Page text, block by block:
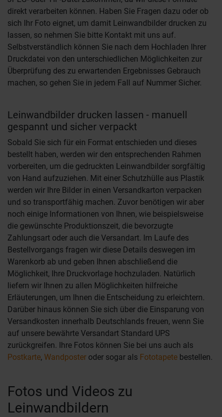
direkt verarbeiten können. Haben Sie Fragen dazu oder ob
sich Ihr Foto eignet, um damit Leinwandbilder drucken zu
lassen, so nehmen Sie bitte Kontakt mit uns auf.
Selbstverständlich können Sie nach dem Hochladen Ihrer
Druckdatei von den unterschiedlichen Möglichkeiten zur
Überprüfung des zu erwartenden Ergebnisses Gebrauch
machen, so gehen Sie in jedem Fall auf Nummer Sicher.
Leinwandbilder drucken lassen - manuell
gespannt und sicher verpackt
Sobald Sie sich für ein Format entschieden und dieses
bestellt haben, werden wir den entsprechenden Rahmen
vorbereiten, um die gedruckten Leinwandbilder sorgfältig
von Hand aufzuziehen. Mit einer Schutzhülle aus Plastik
werden wir Ihre Bilder in einen Versandkarton verpacken
und so transportfähig machen. Zuvor benötigen wir aber
noch einige Informationen von Ihnen, wie beispielsweise
die gewünschte Produktionszeit, die bevorzugte
Zahlungsart oder auch die Versandart. Im Laufe des
Bestellvorgangs fragen wir diese Details deswegen im
Warenkorb ab und geben Ihnen abschließend die
Möglichkeit, Ihre Druckvorlage hochzuladen. Natürlich
liefern wir Ihnen zu allen Möglichkeiten hilfreiche
Erläuterungen, um Ihnen die Entscheidung zu erleichtern.
Darüber hinaus können Sie sich über die Einsparung von
Versandkosten innerhalb Deutschlands freuen, wenn Sie
auf unsere bewährte Versandart Standard UPS
zurückgreifen. Ihre Fotos können Sie bei uns auch als
Postkarte, Wandposter oder sogar als Fototapete bestellen.
Fotos und Videos zu
Leinwandbildern